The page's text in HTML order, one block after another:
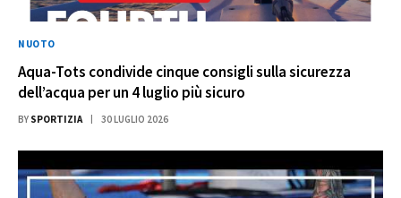
NUOTO
Aqua-Tots condivide cinque consigli sulla sicurezza
dell’acqua per un 4 luglio più sicuro
BY SPORTIZIA 30 LUGLIO 2026